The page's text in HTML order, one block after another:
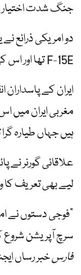
جنگ ​​شدت اختیار
دو امریکی ذرائع
F-15E تھا اور اس کی تلاش جاری تھی۔
ایران کے
مغربی ایران میں
ہیں جہاں طیارہ گرا
علاقائی گورنر نے
لیے بھی تعریف کا
"فوجی دستوں نے
سرچ آپریشن شروع
فارسخبر رساں